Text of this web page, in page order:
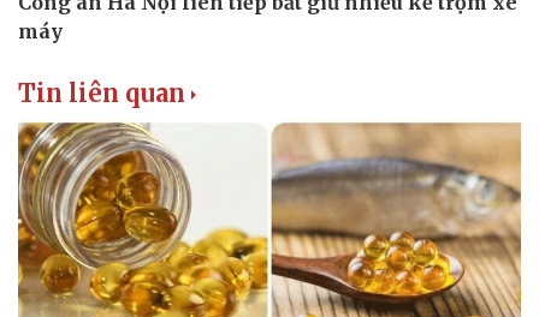
Thể thao
Bóng đá
Ô tô - Xe máy
Ô tô
Tin liên quan